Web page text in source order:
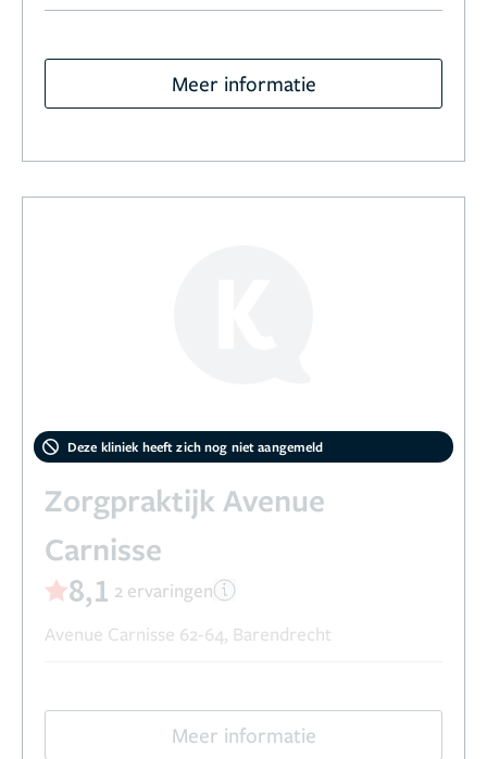
Meer informatie
Deze kliniek heeft zich nog niet aangemeld
Zorgpraktijk Avenue
Carnisse
8,1 2 ervaringen
Avenue Carnisse 62-64, Barendrecht
Meer informatie